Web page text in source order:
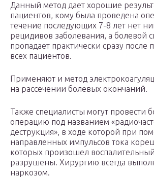
Данный метод дает хорошие
пациентов, кому была проведена
течение последующих 7-8 лет нет
рецидивов заболевания, а болевой
пропадает практически сразу после
всех пациентов.
Применяют и метод
на рассечении болевых окончаний.
Также специалисты могут провести
операцию под названием
деструкция», в ходе которой при
направленных импульсов тока
которых произошел
разрушены. Хирургию всегда
наркозом.